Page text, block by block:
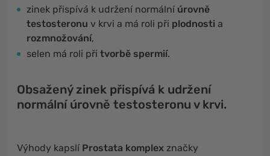
zinek přispívá k udržení normální úrovně
testosteronu v krvi a má roli při plodnosti a
rozmnožování,
selen má roli při tvorbě spermií.
Obsažený zinek přispívá k udržení
normální úrovně testosteronu v krvi.
Výhody kapslí Prostata komplex značky